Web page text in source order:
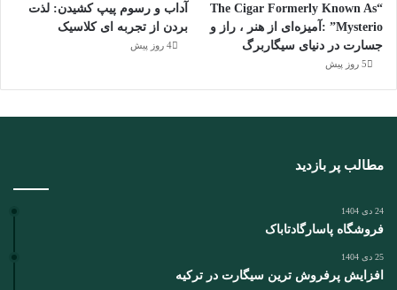
آداب و رسوم پیپ کشیدن: لذت
بردن از تجربه ای کلاسیک
4 روز پیش
“The Cigar Formerly Known As
Mysterio” :آمیزه‌ای از هنر ، راز و
جسارت در دنیای سیگاربرگ
5 روز پیش
مطالب پر بازدید
24 دی 1404
فروشگاه پاسارگادتاباک
25 دی 1404
افزایش پرفروش ترین سیگارت در ترکیه